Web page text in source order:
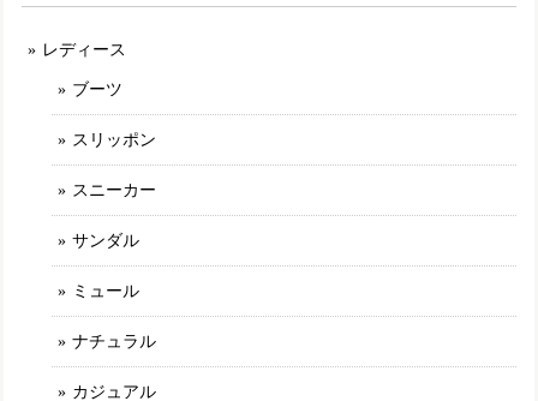
最初に選んだ商品が品切れになっていたのですがショップの
方から丁寧な説明や謝罪が有り、商品を選び直しました。 と
ても可愛く履き心地の良いものでした。このブランドは決し
て安くはないですが履いてみると他のところにはない満足感
が有ります。 また、お気に入りが有れば購入させて頂きたい
と思います。
TGE592【ﾚﾃﾞｨｰｽ/受注生産可】MOOMIN×Estacion～エスタシオン～・リトルミイモチーフ本革パンプス
レディース
ブーツ
スリッポン
スニーカー
サンダル
ミュール
ナチュラル
カジュアル